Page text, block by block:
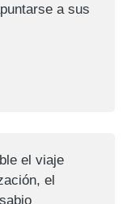
a sus
el viaje
el